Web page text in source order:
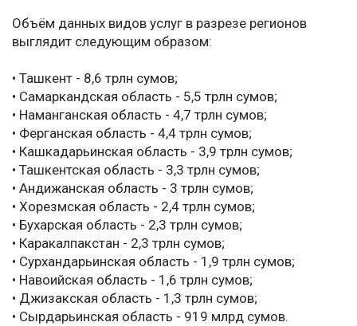
Объём данных видов услуг в разрезе регионов
выглядит следующим образом:
• Ташкент - 8,6 трлн сумов;
• Самаркандская область - 5,5 трлн сумов;
• Наманганская область - 4,7 трлн сумов;
• Ферганская область - 4,4 трлн сумов;
• Кашкадарьинская область - 3,9 трлн сумов;
• Ташкентская область - 3,3 трлн сумов;
• Андижанская область - 3 трлн сумов;
• Хорезмская область - 2,4 трлн сумов;
• Бухарская область - 2,3 трлн сумов;
• Каракалпакстан - 2,3 трлн сумов;
• Сурхандарьинская область - 1,9 трлн сумов;
• Навоийская область - 1,6 трлн сумов;
• Джизакская область - 1,3 трлн сумов;
• Сырдарьинская область - 919 млрд сумов.